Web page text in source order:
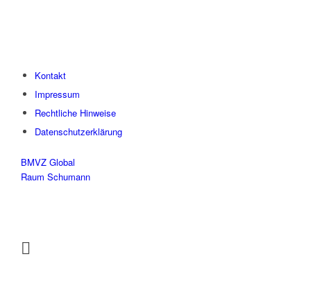
Kontakt
Impressum
Rechtliche Hinweise
Datenschutzerklärung
BMVZ Global
Raum Schumann